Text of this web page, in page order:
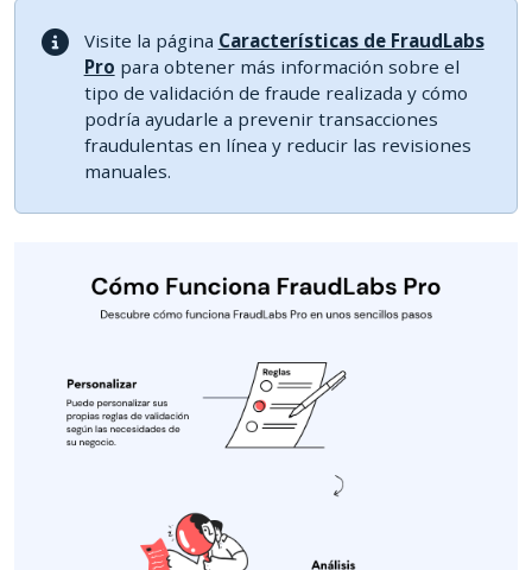
Visite la página Características de FraudLabs
Pro para obtener más información sobre el
tipo de validación de fraude realizada y cómo
podría ayudarle a prevenir transacciones
fraudulentas en línea y reducir las revisiones
manuales.